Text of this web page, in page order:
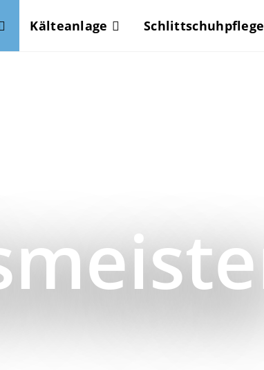
Kälteanlage Schlittschuhpflege